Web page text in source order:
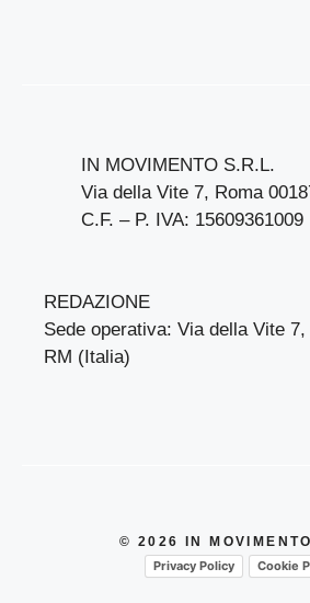
IN MOVIMENTO S.R.L.
Via della Vite 7, Roma
C.F. – P. IVA: 15609361009
REDAZIONE
Sede operativa: Via della Vite
RM (Italia)
© 2026 IN
Privacy Policy
Cookie